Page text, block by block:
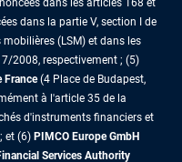
dans les articles 168 et
dans la partie V, section I de
(LSM) et dans les
2008, respectivement ; (5)
France(4 Place de Budapest,
à l'article 35 de la
d'instruments financiers et
et (6) PIMCO Europe GmbH
Services Authority